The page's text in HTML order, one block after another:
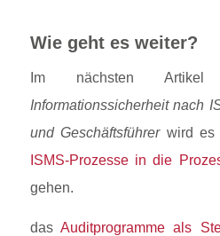
Wie geht es weiter?
Im nächsten
Informationssicherheit nach
und Geschäftsführerwird es
ISMS-Prozesse in die
gehen.
dasAuditprogramme als